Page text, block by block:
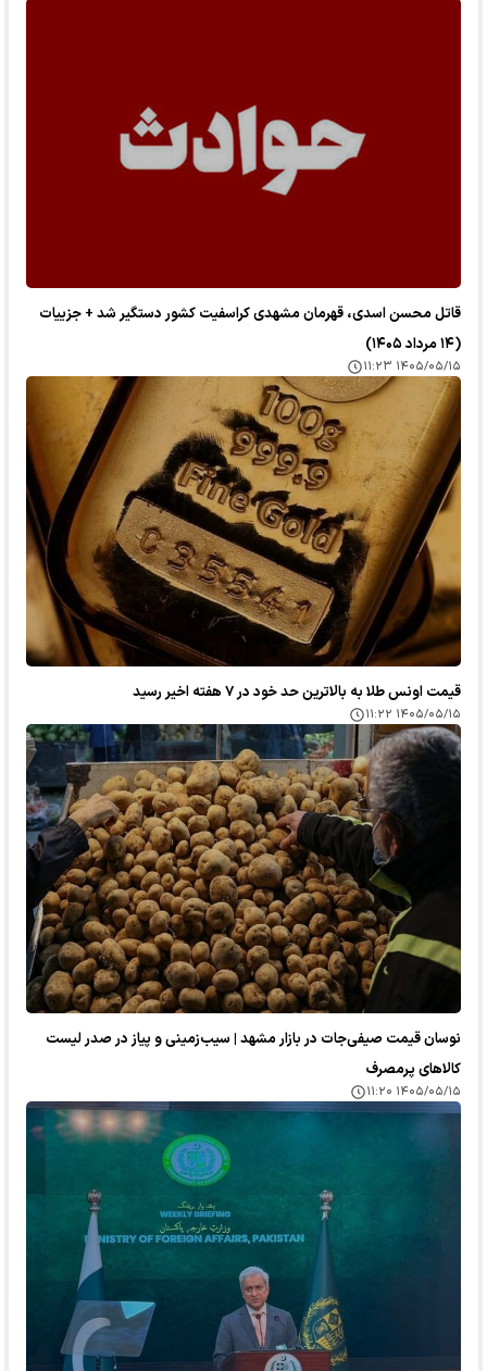
قاتل محسن اسدی، قهرمان مشهدی کراسفیت کشور دستگیر شد + جزییات
(۱۴ مرداد ۱۴۰۵)
۱۴۰۵/۰۵/۱۵ ۱۱:۲۳
قیمت اونس طلا به بالاترین حد خود در ۷ هفته اخیر رسید
۱۴۰۵/۰۵/۱۵ ۱۱:۲۲
نوسان قیمت صیفی‌جات در بازار مشهد | سیب‌زمینی و پیاز در صدر لیست
کالا‌های پرمصرف
۱۴۰۵/۰۵/۱۵ ۱۱:۲۰